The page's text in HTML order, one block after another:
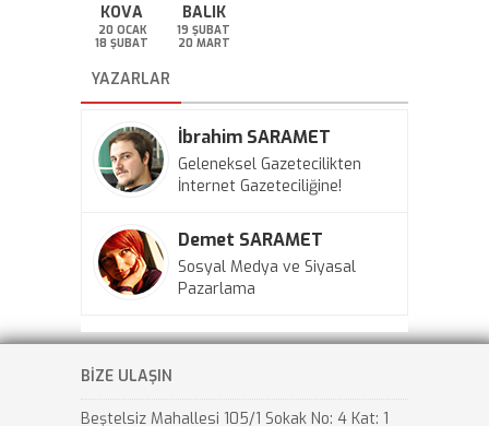
KOVA
20 OCAK
18 ŞUBAT
BALIK
19 ŞUBAT
20 MART
YAZARLAR
İbrahim SARAMET
Geleneksel Gazetecilikten
İnternet Gazeteciliğine!
Demet SARAMET
Sosyal Medya ve Siyasal
Pazarlama
BİZE ULAŞIN
Beştelsiz Mahallesi 105/1 Sokak No: 4 Kat: 1